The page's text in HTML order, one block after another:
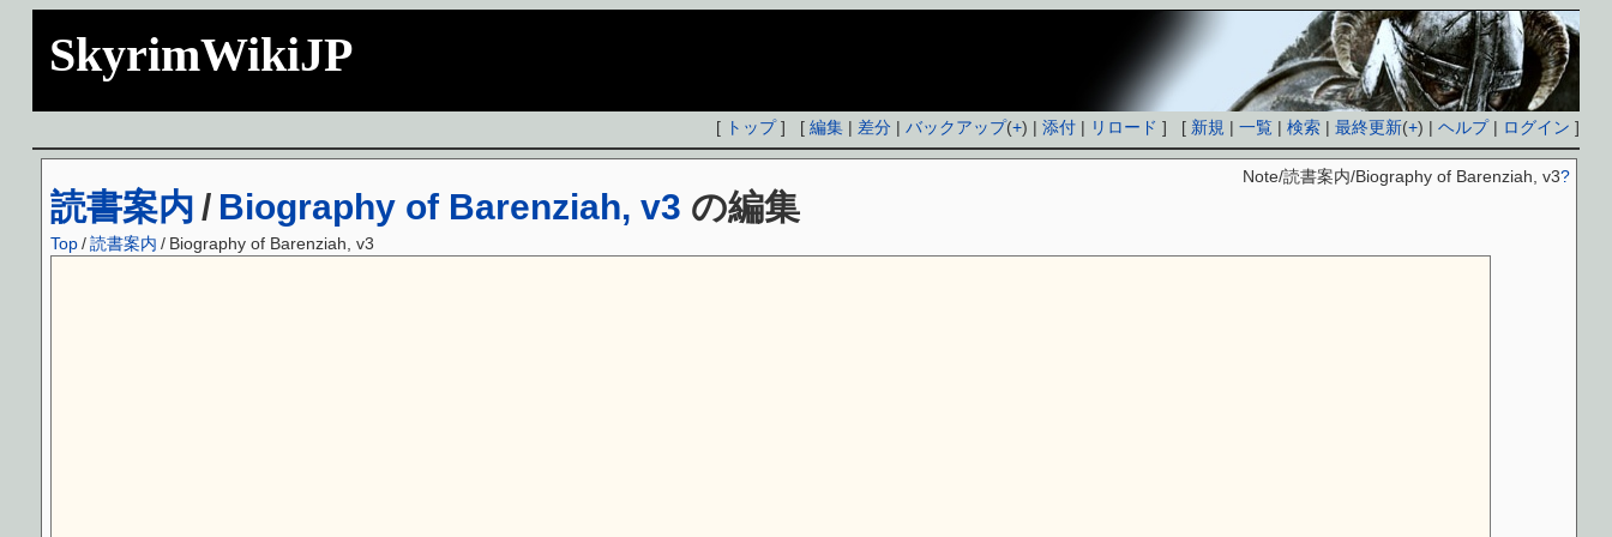
SkyrimWikiJP
[ トップ] [編集 | 差分 |バックアップ(+) |添付 | リロード ] [ 新規 |一覧 |検索 |最終更新(+) |ヘルプ| ログイン ]
読書案内 / Biography of Barenziah, v3 の編集
Note/読書案内/Biography of Barenziah, v3?
Top/読書案内 / Biography of Barenziah, v3